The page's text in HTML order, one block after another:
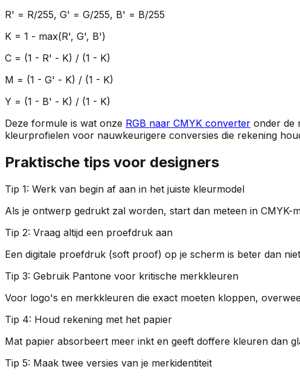
R' = R/255, G' = G/255, B' = B/255
K = 1 - max(R', G', B')
C = (1 - R' - K) / (1 - K)
M = (1 - G' - K) / (1 - K)
Y = (1 - B' - K) / (1 - K)
Deze formule is wat onze RGB naar CMYK converter onder de
kleurprofielen voor nauwkeurigere conversies die rekening
Praktische tips voor designers
Tip 1: Werk van begin af aan in het juiste kleurmodel
Als je ontwerp gedrukt zal worden, start dan meteen in
Tip 2: Vraag altijd een proefdruk aan
Een digitale proefdruk (soft proof) op je scherm is beter dan
Tip 3: Gebruik Pantone voor kritische merkkleuren
Voor logo's en merkkleuren die exact moeten kloppen,
Tip 4: Houd rekening met het papier
Mat papier absorbeert meer inkt en geeft doffere kleuren dan
Tip 5: Maak twee versies van je merkidentiteit